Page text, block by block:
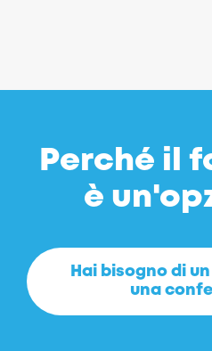
Perché il
è
Hai bisogno di
una